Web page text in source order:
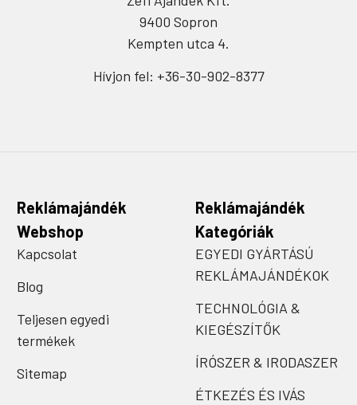
9400 Sopron
Kempten utca 4.
Hívjon fel: +36-30-902-8377
Reklámajándék
Webshop
Kapcsolat
Blog
Teljesen egyedi
termékek
Sitemap
Reklámajándék
Kategóriák
EGYEDI GYÁRTÁSÚ
REKLÁMAJÁNDÉKOK
TECHNOLÓGIA &
KIEGÉSZÍTŐK
ÍRÓSZER & IRODASZER
ÉTKEZÉS ÉS IVÁS